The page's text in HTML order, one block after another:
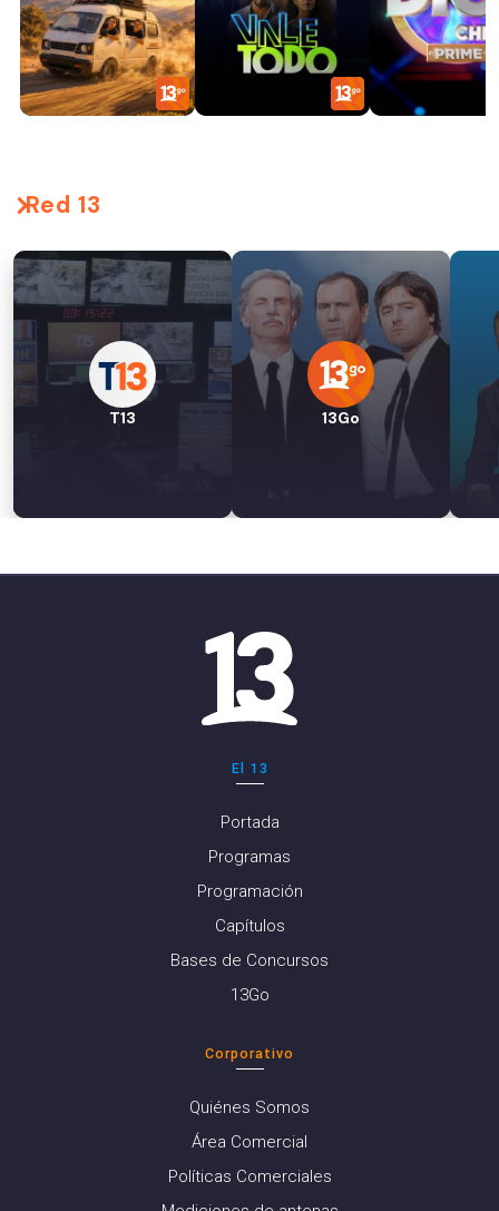
Red 13
T13 13Go
El 13
Portada
Programas
Programación
Capítulos
Bases de Concursos
13Go
Corporativo
Quiénes Somos
Área Comercial
Políticas Comerciales